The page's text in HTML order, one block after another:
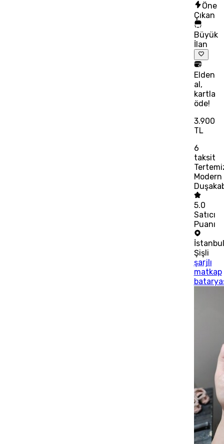
Öne
Çıkan
Büyük
İlan
Elden
al,
kartla
öde!
3.900
TL
6
taksit
Modern
5.0
Satıcı
Puanı
İstanbul
Şişli
şarjlı
matkap